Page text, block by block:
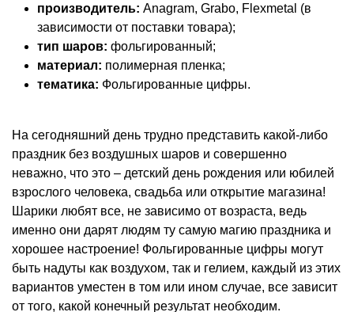
производитель: Anagram, Grabo, Flexmetal (в
зависимости от поставки товара);
тип шаров: фольгированный;
материал: полимерная пленка;
тематика: Фольгированные цифры.
На сегодняшний день трудно представить какой-либо
праздник без воздушных шаров и совершенно
неважно, что это – детский день рождения или юбилей
взрослого человека, свадьба или открытие магазина!
Шарики любят все, не зависимо от возраста, ведь
именно они дарят людям ту самую магию праздника и
хорошее настроение! Фольгированные цифры могут
быть надуты как воздухом, так и гелием, каждый из этих
вариантов уместен в том или ином случае, все зависит
от того, какой конечный результат необходим.